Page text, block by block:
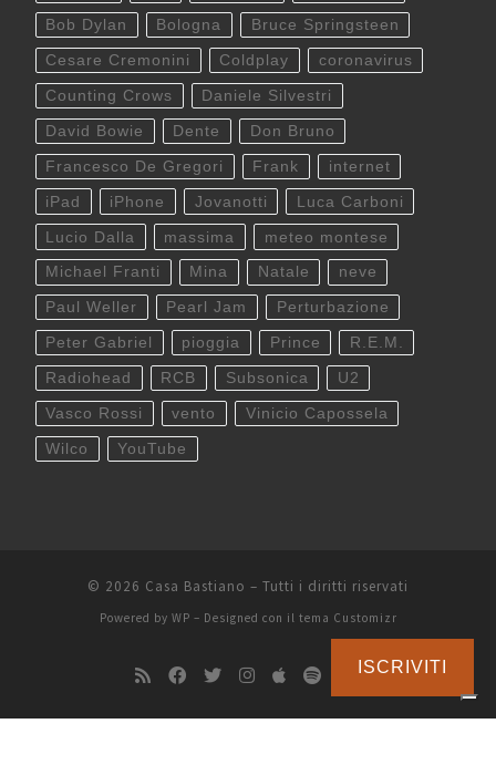
Bob Dylan Bologna Bruce Springsteen
Cesare Cremonini Coldplay coronavirus
Counting Crows Daniele Silvestri
David Bowie Dente Don Bruno
Francesco De Gregori Frank internet
iPad iPhone Jovanotti Luca Carboni
Lucio Dalla massima meteo montese
Michael Franti Mina Natale neve
Paul Weller Pearl Jam Perturbazione
Peter Gabriel pioggia Prince R.E.M.
Radiohead RCB Subsonica U2
Vasco Rossi vento Vinicio Capossela
Wilco YouTube
© 2026 Casa Bastiano – Tutti i diritti riservati
Powered by WP – Designed con il tema Customizr
ISCRIVITI